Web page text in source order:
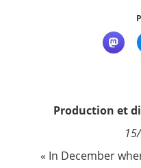
Contact
Nous suivre
Production et
« In December